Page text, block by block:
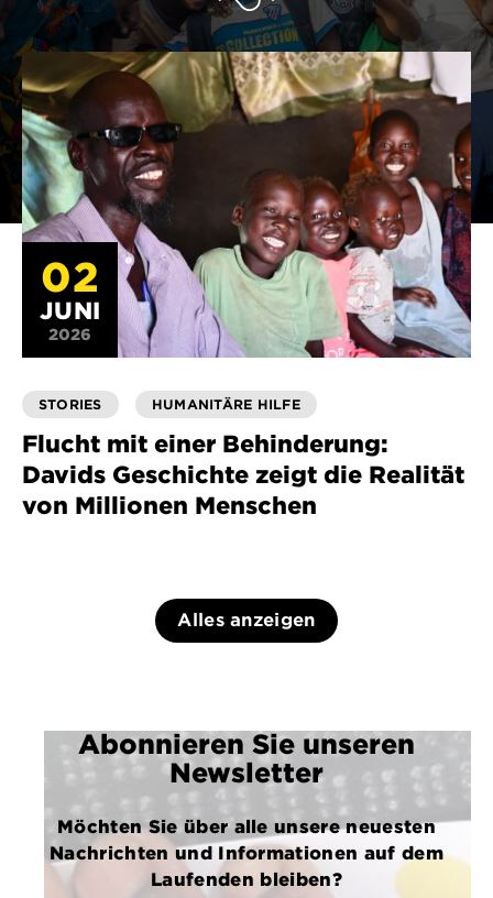
02
JUNI
2026
STORIES HUMANITÄRE HILFE
Flucht mit einer Behinderung:
Davids Geschichte zeigt die Realität
von Millionen Menschen
Alles anzeigen
Abonnieren Sie unseren
Newsletter
Möchten Sie über alle unsere neuesten
Nachrichten und Informationen auf dem
Laufenden bleiben?